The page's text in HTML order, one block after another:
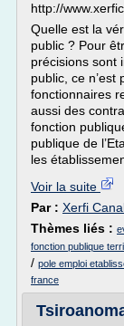
http://
Quelle est la
public ? Pour
précisions sont
public, ce n’est
fonctionnaires
aussi des
fonction
publique de
les
Voir la suite
Par : Xerfi
Thèmes liés :
fonction publique
/ pole emploi
france